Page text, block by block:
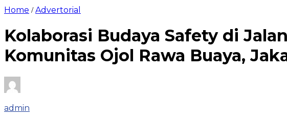
Home /Advertorial
Kolaborasi Budaya Safety di
Komunitas Ojol Rawa Buaya,
admin